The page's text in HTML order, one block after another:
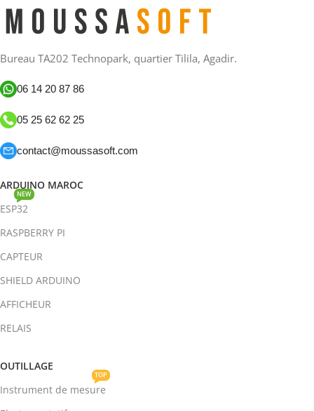
Bureau TA202 Technopark, quartier Tilila, Agadir.
06 14 20 87 86
05 25 62 62 25
contact@moussasoft.com
ARDUINO MAROC
ESP32
NEW
RASPBERRY PI
CAPTEUR
SHIELD ARDUINO
AFFICHEUR
RELAIS
OUTILLAGE
Instrument de mesure
TOP